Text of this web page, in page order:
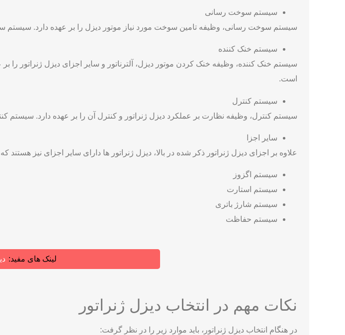
سیستم سوخت رسانی
سیستم سوخت رسانی، وظیفه تامین سوخت مورد نیاز موتور دیزل را بر عهده دارد. سیستم
سیستم خنک کننده
سیستم خنک کننده، وظیفه خنک کردن موتور دیزل، آلترناتور و سایر اجزای دیزل ژنراتور را
است.
سیستم کنترل
سیستم کنترل، وظیفه نظارت بر عملکرد دیزل ژنراتور و کنترل آن را بر عهده دارد. سیستم
سایر اجزا
علاوه بر اجزای دیزل ژنراتور ذکر شده در بالا، دیزل ژنراتور ها دارای سایر اجزای نیز هستند که
سیستم اگزوز
سیستم استارت
سیستم شارژ باتری
سیستم حفاظت
لینک های مفید:
نکات مهم در انتخاب دیزل ژنراتور
در هنگام انتخاب دیزل ژنراتور، باید موارد زیر را در نظر گرفت: